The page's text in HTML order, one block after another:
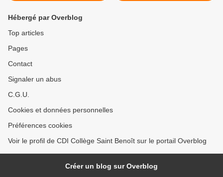
Hébergé par Overblog
Top articles
Pages
Contact
Signaler un abus
C.G.U.
Cookies et données personnelles
Préférences cookies
Voir le profil de CDI Collège Saint Benoît sur le portail Overblog
Créer un blog sur Overblog